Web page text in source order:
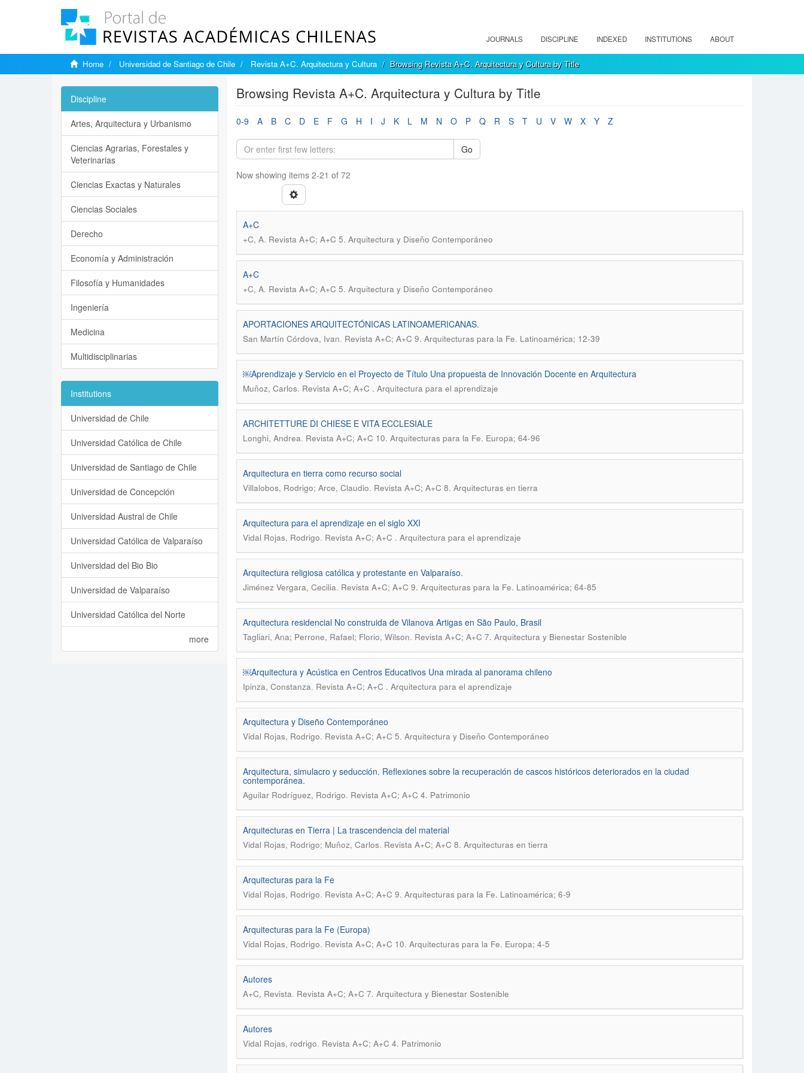
JOURNALS DISCIPLINE INDEXED INSTITUTIONS ABOUT
Home Universidad de Santiago de Chile Revista A+C. Arquitectura y Cultura Browsing Revista A+C. Arquitectura y Cultura by Title
Browsing Revista A+C. Arquitectura y Cultura by Title
0-9 A B C D E F G H I J K L M N O P Q R S T U V W X Y Z
Go
Now showing items 2-21 of 72
A+C
+C, A. Revista A+C; A+C 5. Arquitectura y Diseño Contemporáneo
A+C
+C, A. Revista A+C; A+C 5. Arquitectura y Diseño Contemporáneo
APORTACIONES ARQUITECTÓNICAS LATINOAMERICANAS.
San Martín Córdova, Ivan. Revista A+C; A+C 9. Arquitecturas para la Fe. Latinoamérica; 12-39
￼Aprendizaje y Servicio en el Proyecto de Título Una propuesta de Innovación Docente en Arquitectura
Muñoz, Carlos. Revista A+C; A+C . Arquitectura para el aprendizaje
ARCHITETTURE DI CHIESE E VITA ECCLESIALE
Longhi, Andrea. Revista A+C; A+C 10. Arquitecturas para la Fe. Europa; 64-96
Arquitectura en tierra como recurso social
Villalobos, Rodrigo; Arce, Claudio. Revista A+C; A+C 8. Arquitecturas en tierra
Arquitectura para el aprendizaje en el siglo XXI
Vidal Rojas, Rodrigo. Revista A+C; A+C . Arquitectura para el aprendizaje
Arquitectura religiosa católica y protestante en Valparaíso.
Jiménez Vergara, Cecilia. Revista A+C; A+C 9. Arquitecturas para la Fe. Latinoamérica; 64-85
Arquitectura residencial No construida de Vilanova Artigas en São Paulo, Brasil
Tagliari, Ana; Perrone, Rafael; Florio, Wilson. Revista A+C; A+C 7. Arquitectura y Bienestar Sostenible
￼Arquitectura y Acústica en Centros Educativos Una mirada al panorama chileno
Ipinza, Constanza. Revista A+C; A+C . Arquitectura para el aprendizaje
Arquitectura y Diseño Contemporáneo
Vidal Rojas, Rodrigo. Revista A+C; A+C 5. Arquitectura y Diseño Contemporáneo
Arquitectura, simulacro y seducción. Reflexiones sobre la recuperación de cascos históricos deteriorados en la ciudad
contemporánea.
Aguilar Rodríguez, Rodrigo. Revista A+C; A+C 4. Patrimonio
Arquitecturas en Tierra | La trascendencia del material
Vidal Rojas, Rodrigo; Muñoz, Carlos. Revista A+C; A+C 8. Arquitecturas en tierra
Arquitecturas para la Fe
Vidal Rojas, Rodrigo. Revista A+C; A+C 9. Arquitecturas para la Fe. Latinoamérica; 6-9
Arquitecturas para la Fe (Europa)
Vidal Rojas, Rodrigo. Revista A+C; A+C 10. Arquitecturas para la Fe. Europa; 4-5
Autores
A+C, Revista. Revista A+C; A+C 7. Arquitectura y Bienestar Sostenible
Autores
Vidal Rojas, rodrigo. Revista A+C; A+C 4. Patrimonio
Discipline
Artes, Arquitectura y Urbanismo
Ciencias Agrarias, Forestales y
Veterinarias
Ciencias Exactas y Naturales
Ciencias Sociales
Derecho
Economía y Administración
Filosofía y Humanidades
Ingeniería
Medicina
Multidisciplinarias
Institutions
Universidad de Chile
Universidad Católica de Chile
Universidad de Santiago de Chile
Universidad de Concepción
Universidad Austral de Chile
Universidad Católica de Valparaíso
Universidad del Bio Bio
Universidad de Valparaíso
Universidad Católica del Norte
more